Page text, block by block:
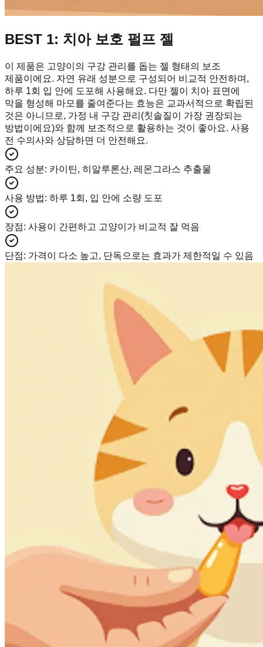
BEST 1: 치아 보호 펄프 젤
이 제품은 고양이의 구강 관리를 돕는 젤 형태의 보조
제품이에요. 자연 유래 성분으로 구성되어 비교적 안전하며,
하루 1회 입 안에 도포해 사용해요. 다만 젤이 치아 표면에
막을 형성해 마모를 줄여준다는 효능은 교과서적으로 확립된
것은 아니므로, 가정 내 구강 관리(칫솔질이 가장 권장되는
방법이에요)와 함께 보조적으로 활용하는 것이 좋아요. 사용
전 수의사와 상담하면 더 안전해요.
주요 성분: 카이틴, 히알루론산, 레몬그라스 추출물
사용 방법: 하루 1회, 입 안에 소량 도포
장점: 사용이 간편하고 고양이가 비교적 잘 먹음
단점: 가격이 다소 높고, 단독으로는 효과가 제한적일 수 있음